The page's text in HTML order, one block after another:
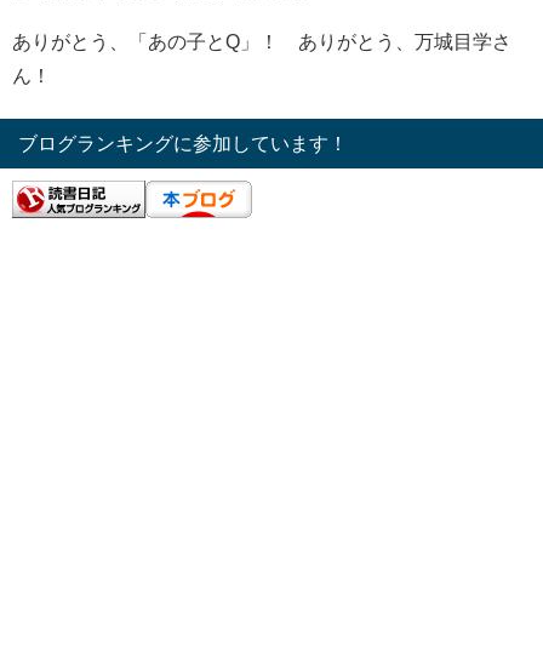
ありがとう、「あの子とQ」！ ありがとう、万城目学さ
ん！
ブログランキングに参加しています！